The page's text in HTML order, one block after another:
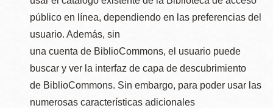
público en línea, dependiendo en las preferencias del
usuario. Además, sin
una cuenta de BiblioCommons, el usuario puede
buscar y ver la interfaz de capa de descubrimiento
de BiblioCommons. Sin embargo, para poder usar las
numerosas características adicionales